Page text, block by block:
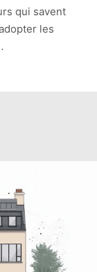
qui savent
les